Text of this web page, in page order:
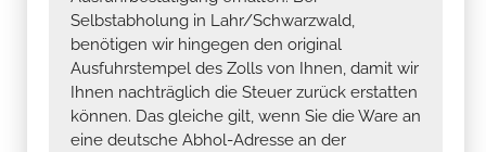
Selbstabholung in Lahr/Schwarzwald,
benötigen wir hingegen den original
Ausfuhrstempel des Zolls von Ihnen, damit wir
Ihnen nachträglich die Steuer zurück erstatten
können. Das gleiche gilt, wenn Sie die Ware an
eine deutsche Abhol-Adresse an der